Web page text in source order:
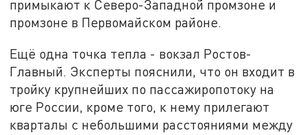
примыкают к Северо-Западной промзоне и
промзоне в Первомайском районе.
Ещё одна точка тепла - вокзал Ростов-
Главный. Эксперты пояснили, что он входит в
тройку крупнейших по пассажиропотоку на
юге России, кроме того, к нему прилегают
кварталы с небольшими расстояниями между